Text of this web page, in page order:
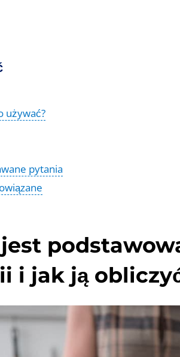
używać?
pytania
i jak ją